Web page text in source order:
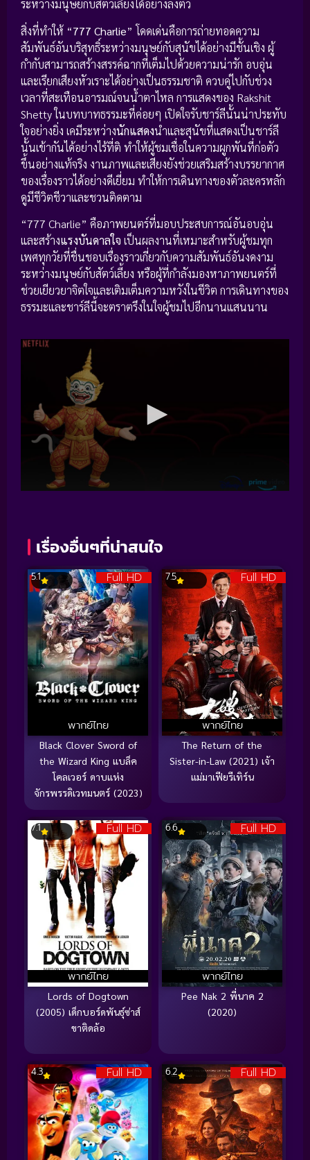
ระหว่างมนุษย์กับสัตว์เลี้ยงได้อย่างลงตัว
สิ่งที่ทำให้ “777 Charlie” โดดเด่นคือการถ่ายทอดความ
สัมพันธ์อันบริสุทธิ์ระหว่างมนุษย์กับสุนัขได้อย่างมีชั้นเชิง ผู้
กำกับสามารถสร้างสรรค์ฉากที่เต็มไปด้วยความน่ารัก อบอุ่น
และเรียกเสียงหัวเราะได้อย่างเป็นธรรมชาติ ควบคู่ไปกับช่วง
เวลาที่สะเทือนอารมณ์จนน้ำตาไหล การแสดงของ Rakshit
Shetty ในบทบาทธรรมะที่ค่อยๆ เปิดใจรับชาร์ลีนั้นน่าประทับ
ใจอย่างยิ่ง เคมีระหว่างนักแสดงนำและสุนัขที่แสดงเป็นชาร์ลี
นั้นเข้ากันได้อย่างไร้ที่ติ ทำให้ผู้ชมเชื่อในความผูกพันที่ก่อตัว
ขึ้นอย่างแท้จริง งานภาพและเสียงยังช่วยเสริมสร้างบรรยากาศ
ของเรื่องราวได้อย่างดีเยี่ยม ทำให้การเดินทางของตัวละครหลัก
ดูมีชีวิตชีวาและชวนติดตาม
“777 Charlie” คือภาพยนตร์ที่มอบประสบการณ์อันอบอุ่น
และสร้างแรงบันดาลใจ เป็นผลงานที่เหมาะสำหรับผู้ชมทุก
เพศทุกวัยที่ชื่นชอบเรื่องราวเกี่ยวกับความสัมพันธ์อันงดงาม
ระหว่างมนุษย์กับสัตว์เลี้ยง หรือผู้ที่กำลังมองหาภาพยนตร์ที่
ช่วยเยียวยาจิตใจและเติมเต็มความหวังในชีวิต การเดินทางของ
ธรรมะและชาร์ลีนี้จะตราตรึงในใจผู้ชมไปอีกนานแสนนาน
เรื่องอื่นๆที่น่าสนใจ
Full HD
พากย์ไทย
5.1
Black Clover Sword of
the Wizard King แบล็ค
โคลเวอร์ ดาบแห่ง
จักรพรรดิเวทมนตร์ (2023)
Full HD
พากย์ไทย
7.5
The Return of the
Sister-in-Law (2021) เจ้า
แม่มาเฟียรีเทิร์น
Full HD
พากย์ไทย
7.1
Lords of Dogtown
(2005) เด็กบอร์ดพันธุ์ซ่าส์
ขาติดล้อ
Full HD
พากย์ไทย
6.6
Pee Nak 2 พี่นาค 2
(2020)
Full HD
4.3 Full HD
6.2